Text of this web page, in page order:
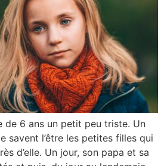
de 6 ans un petit peu triste. Un
savent l’être les petites filles qui
d’elle. Un jour, son papa et sa